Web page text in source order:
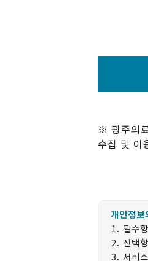
※ 광주의
수집 및 이
개인정보
필수
선택
서비